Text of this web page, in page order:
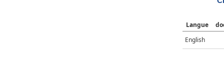
Langue
English